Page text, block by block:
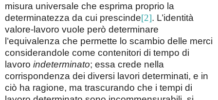
misura universale che esprima proprio la
determinatezza da cui prescinde[2]. L’identità
valore-lavoro vuole però determinare
l’equivalenza che permette lo scambio delle merci
considerandole come contenitori di tempo di
lavoro indeterminato; essa crede nella
corrispondenza dei diversi lavori determinati, e in
ciò ha ragione, ma trascurando che i tempi di